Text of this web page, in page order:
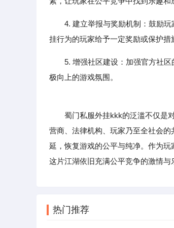
4. 建立举报与奖励机制：鼓励
挂行为的玩家给予一定奖励或保护措
5. 增强社区建设：加强官方社
极向上的游戏氛围。
蜀门私服外挂kkk的泛滥不仅是对
营商、法律机构、玩家乃至全社会
延，恢复游戏的公平与纯净。作为
这片江湖依旧充满公平竞争的激情与
热门推荐